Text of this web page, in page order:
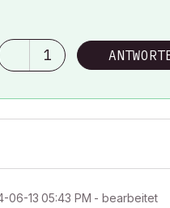
1
06-13 05:43 PM - bearbeitet